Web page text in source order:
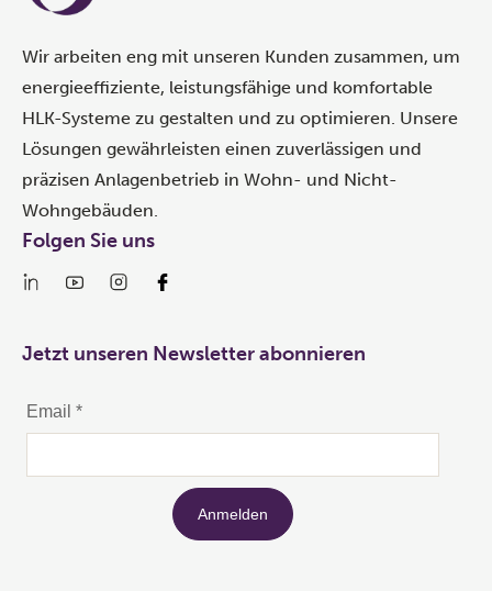
Wir arbeiten eng mit unseren Kunden zusammen, um
energieeffiziente, leistungsfähige und komfortable
HLK-Systeme zu gestalten und zu optimieren. Unsere
Lösungen gewährleisten einen zuverlässigen und
präzisen Anlagenbetrieb in Wohn- und Nicht-
Wohngebäuden.
Folgen Sie uns
Jetzt unseren Newsletter abonnieren